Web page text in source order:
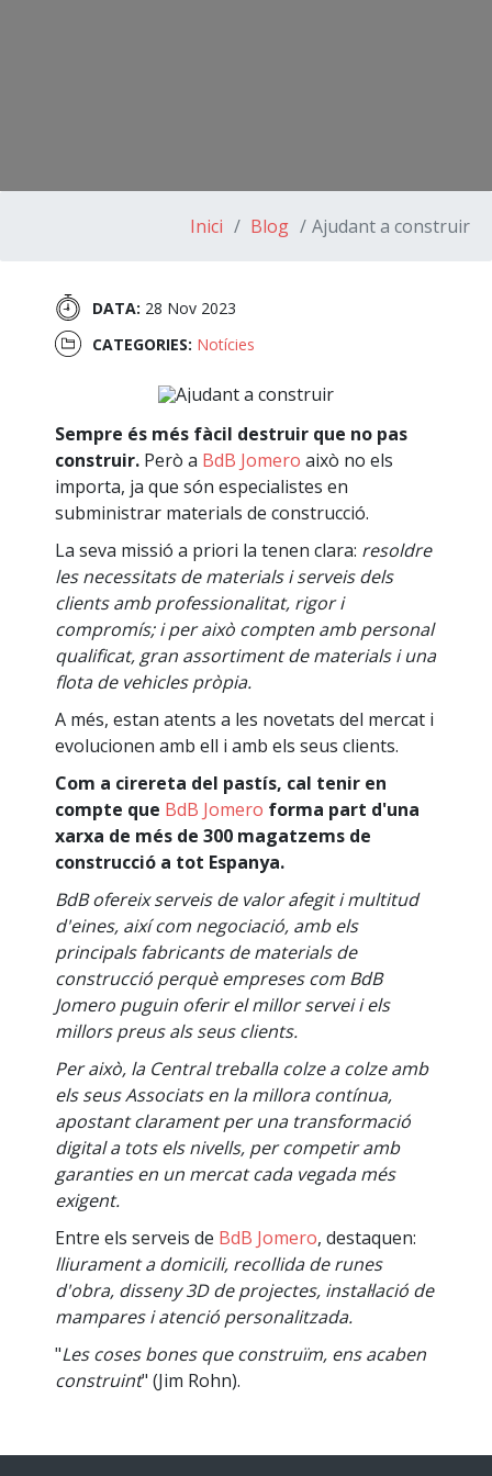
Inici Blog Ajudant a construir
DATA: 28 Nov 2023
CATEGORIES: Notícies
Sempre és més fàcil destruir que no pas
construir. Però a BdB Jomero això no els
importa, ja que són especialistes en
subministrar materials de construcció.
La seva missió a priori la tenen clara: resoldre
les necessitats de materials i serveis dels
clients amb professionalitat, rigor i
compromís; i per això compten amb personal
qualificat, gran assortiment de materials i una
flota de vehicles pròpia.
A més, estan atents a les novetats del mercat i
evolucionen amb ell i amb els seus clients.
Com a cirereta del pastís, cal tenir en
compte que BdB Jomero forma part d'una
xarxa de més de 300 magatzems de
construcció a tot Espanya.
BdB ofereix serveis de valor afegit i multitud
d'eines, així com negociació, amb els
principals fabricants de materials de
construcció perquè empreses com BdB
Jomero puguin oferir el millor servei i els
millors preus als seus clients.
Per això, la Central treballa colze a colze amb
els seus Associats en la millora contínua,
apostant clarament per una transformació
digital a tots els nivells, per competir amb
garanties en un mercat cada vegada més
exigent.
Entre els serveis de BdB Jomero, destaquen:
lliurament a domicili, recollida de runes
d'obra, disseny 3D de projectes, instal·lació de
mampares i atenció personalitzada.
"Les coses bones que construïm, ens acaben
construint" (Jim Rohn).